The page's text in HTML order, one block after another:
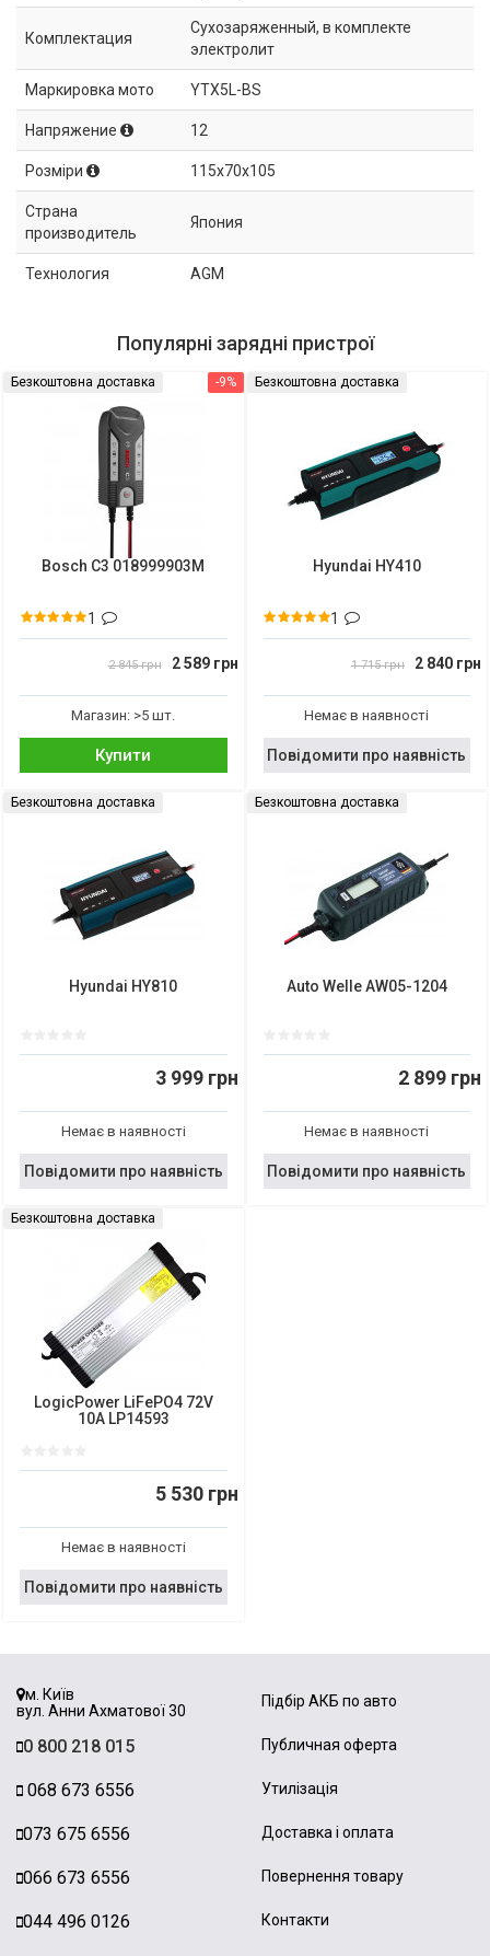
Комплектация
Сухозаряженный, в комплекте
электролит
Маркировка мото YTX5L-BS
Напряжение 12
Розміри 115x70x105
Страна
производитель
Япония
Технология AGM
Популярні зарядні пристрої
-9%
Безкоштовна доставка
Bosch C3 018999903M
1
2 845 грн 2 589 грн
Магазин: >5 шт.
Купити
Безкоштовна доставка
Hyundai HY410
1
1 715 грн 2 840 грн
Немає в наявності
Повідомити про наявність
Безкоштовна доставка
Hyundai HY810
3 999 грн
Немає в наявності
Повідомити про наявність
Безкоштовна доставка
Auto Welle AW05-1204
2 899 грн
Немає в наявності
Повідомити про наявність
Безкоштовна доставка
LogicPower LiFePO4 72V
10A LP14593
5 530 грн
Немає в наявності
Повідомити про наявність
м. Київ
вул. Анни Ахматової 30
0 800 218 015
068 673 6556
073 675 6556
066 673 6556
044 496 0126
Підбір АКБ по авто
Публичная оферта
Утилізація
Доставка і оплата
Повернення товару
Контакти